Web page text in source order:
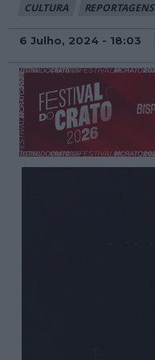
CULTURA REPORTAGENS
6 Julho, 2024 - 18:03